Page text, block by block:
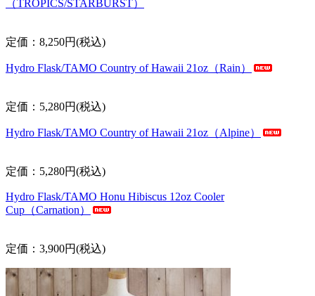
（TROPICS/STARBURST）
定価：8,250円(税込)
Hydro Flask/TAMO Country of Hawaii 21oz（Rain）
定価：5,280円(税込)
Hydro Flask/TAMO Country of Hawaii 21oz（Alpine）
定価：5,280円(税込)
Hydro Flask/TAMO Honu Hibiscus 12oz Cooler
Cup（Carnation）
定価：3,900円(税込)